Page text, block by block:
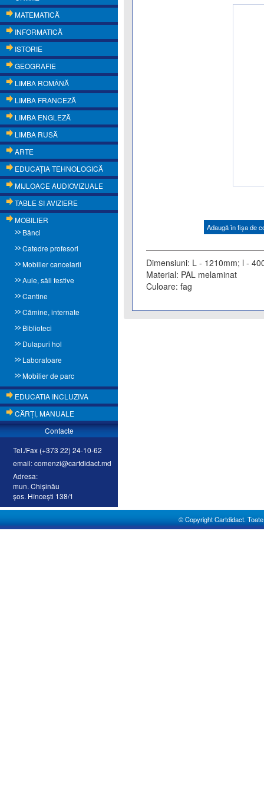
MATEMATICĂ
INFORMATICĂ
ISTORIE
GEOGRAFIE
LIMBA ROMÂNĂ
LIMBA FRANCEZĂ
LIMBA ENGLEZĂ
LIMBA RUSĂ
ARTE
EDUCAŢIA TEHNOLOGICĂ
MIJLOACE AUDIOVIZUALE
TABLE SI AVIZIERE
MOBILIER
Bănci
Catedre profesori
Mobilier cancelarii
Aule, săli festive
Cantine
Cămine, internate
Biblioteci
Dulapuri hol
Laboratoare
Mobilier de parc
EDUCATIA INCLUZIVA
CĂRŢI, MANUALE
Contacte
Tel./Fax (+373 22) 24-10-62
email: comenzi@cartdidact.md
Adresa:
mun. Chişinău
şos. Hînceşti 138/1
Adaugă în fişa de
Dimensiuni: L - 1210mm; l -
Material: PAL melaminat
Culoare: fag
© Copyright Cartdidact.